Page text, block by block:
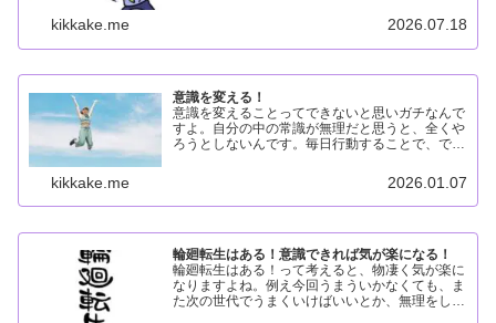
ても、場当たり的になるだけなんですよ。当事者
kikkake.me 2026.07.18
意識を変える！
意識を変えることってできないと思いガチなんで
すよ。自分の中の常識が無理だと思うと、全くや
ろうとしないんです。毎日行動することで、でき
とはできるというのが、当たり前になります。意
kikkake.me 2026.01.07
輪廻転生はある！意識できれば気が楽になる！
輪廻転生はある！って考えると、物凄く気が楽に
なりますよね。例え今回うまういかなくても、ま
た次の世代でうまくいけばいいとか、無理をしな